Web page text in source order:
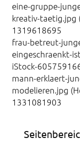
eine-gruppe-
kreativ-taetig.jpg
1319618695
frau-betreut-
eingeschraenkt-
iStock-
mann-erklaert-
modelieren.jpg
1331081903